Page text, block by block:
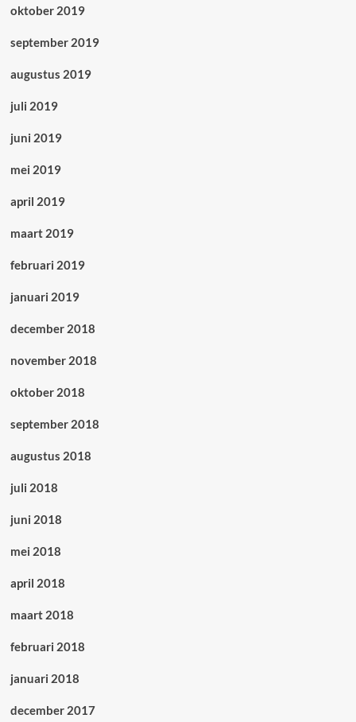
oktober 2019
september 2019
augustus 2019
juli 2019
juni 2019
mei 2019
april 2019
maart 2019
februari 2019
januari 2019
december 2018
november 2018
oktober 2018
september 2018
augustus 2018
juli 2018
juni 2018
mei 2018
april 2018
maart 2018
februari 2018
januari 2018
december 2017